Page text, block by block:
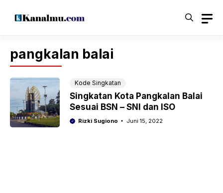
pangkalan balai
Kode Singkatan
Singkatan Kota Pangkalan Balai
Sesuai BSN – SNI dan ISO
Rizki Sugiono Juni 15, 2022